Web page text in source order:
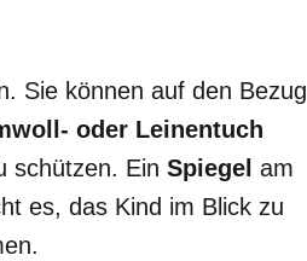
Sie können auf den Bezug
oder Leinentuch
schützen. Ein Spiegel am
es, das Kind im Blick zu